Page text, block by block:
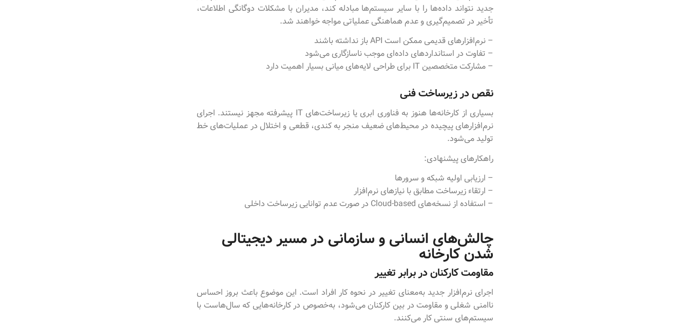
جدید نتواند داده‌ها را با سایر سیستم‌ها مبادله کند، مدیران با مشکلات دوگانگی اطلاعات،
تأخیر در تصمیم‌گیری و عدم هماهنگی عملیاتی مواجه خواهند شد.
– نرم‌افزارهای قدیمی ممکن است API باز نداشته باشند
– تفاوت در استانداردهای داده‌ای موجب ناسازگاری می‌شود
– مشارکت متخصصین IT برای طراحی لایه‌های میانی بسیار اهمیت دارد
نقص در زیرساخت فنی
بسیاری از کارخانه‌ها هنوز به فناوری ابری یا زیرساخت‌های IT پیشرفته مجهز نیستند. اجرای
نرم‌افزارهای پیچیده در محیط‌های ضعیف منجر به کندی، قطعی و اختلال در عملیات‌های خط
تولید می‌شود.
راهکارهای پیشنهادی:
– ارزیابی اولیه شبکه و سرورها
– ارتقاء زیرساخت مطابق با نیازهای نرم‌افزار
– استفاده از نسخه‌های Cloud-based در صورت عدم توانایی زیرساخت داخلی
چالش‌های انسانی و سازمانی در مسیر دیجیتالی
شدن کارخانه
مقاومت کارکنان در برابر تغییر
اجرای نرم‌افزار جدید به‌معنای تغییر در نحوه کار افراد است. این موضوع باعث بروز احساس
ناامنی شغلی و مقاومت در بین کارکنان می‌شود، به‌خصوص در کارخانه‌هایی که سال‌هاست با
سیستم‌های سنتی کار می‌کنند.